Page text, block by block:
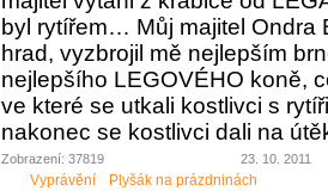
byl rytířem… Můj majitel Ondra
hrad, vyzbrojil mě nejlepším
nejlepšího LEGOVÉHO koně,
ve které se utkali kostlivci s
nakonec se kostlivci dali na
Zobrazení: 37819 23. 10. 2011
Vyprávění Plyšák na prázdninách